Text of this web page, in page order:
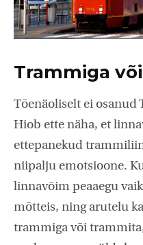
Trammiga
Tõenäoliselt ei
Hiob ette näha, et
ettepanekud
niipalju emotsioone.
linnavõim peaaegu
mõtteis, ning arutelu
trammiga või